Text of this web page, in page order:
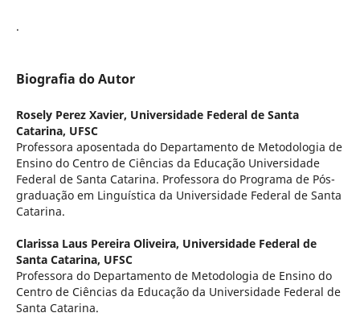
.
Biografia do Autor
Rosely Perez Xavier, Universidade Federal de Santa
Catarina, UFSC
Professora aposentada do Departamento de Metodologia de
Ensino do Centro de Ciências da Educação Universidade
Federal de Santa Catarina. Professora do Programa de Pós-
graduação em Linguística da Universidade Federal de Santa
Catarina.
Clarissa Laus Pereira Oliveira, Universidade Federal de
Santa Catarina, UFSC
Professora do Departamento de Metodologia de Ensino do
Centro de Ciências da Educação da Universidade Federal de
Santa Catarina.